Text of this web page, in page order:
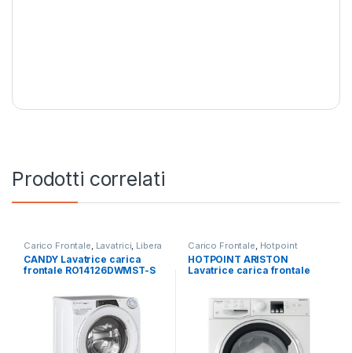
Prodotti correlati
Carico Frontale Lavatrici Libera
Installazione
CANDY Lavatrice carica
frontale RO14126DWMST-S
Carico Frontale Hotpoint
Ariston, Lavatrici ,Libera
Installazione
HOTPOINT ARISTON
Lavatrice carica frontale